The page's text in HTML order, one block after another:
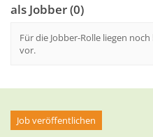
als Jobber (0)
Für die Jobber-Rolle liegen
vor.
Job veröffentlichen